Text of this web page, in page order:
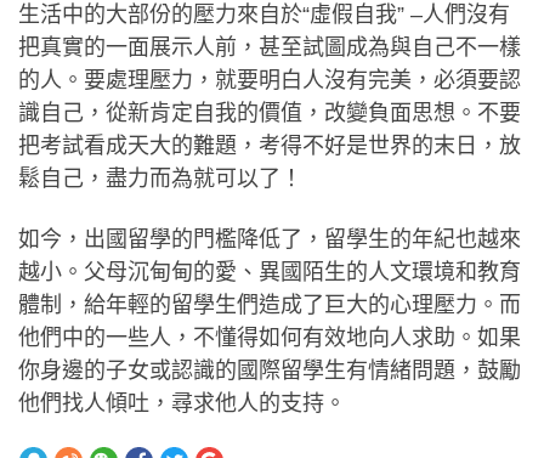
生活中的大部份的壓力來自於“虛假自我” –人們沒有
把真實的一面展示人前，甚至試圖成為與自己不一樣
的人。要處理壓力，就要明白人沒有完美，必須要認
識自己，從新肯定自我的價值，改變負面思想。不要
把考試看成天大的難題，考得不好是世界的末日，放
鬆自己，盡力而為就可以了！
如今，出國留學的門檻降低了，留學生的年紀也越來
越小。父母沉甸甸的愛、異國陌生的人文環境和教育
體制，給年輕的留學生們造成了巨大的心理壓力。而
他們中的一些人，不懂得如何有效地向人求助。如果
你身邊的子女或認識的國際留學生有情緒問題，鼓勵
他們找人傾吐，尋求他人的支持。